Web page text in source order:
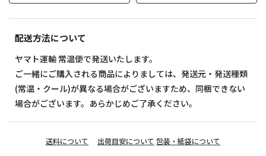
配送方法について
ヤマト運輸 常温便で発送いたします。
ご一緒にご購入される商品によりましては、発送元・発送種類
(常温・クール)が異なる場合がございますため、同梱できない
場合がございます。あらかじめご了承ください。
送料について 出荷目安について 包装・紙袋について